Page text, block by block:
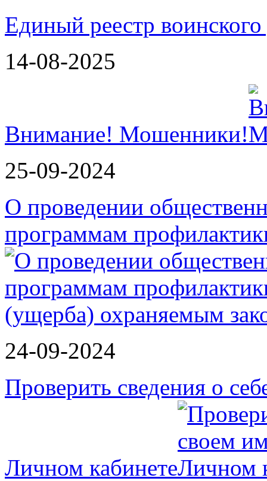
Единый реестр воинского
14-08-2025
Внимание! Мошенники!
25-09-2024
О проведении
программам
24-09-2024
Проверить сведения о
Личном кабинете